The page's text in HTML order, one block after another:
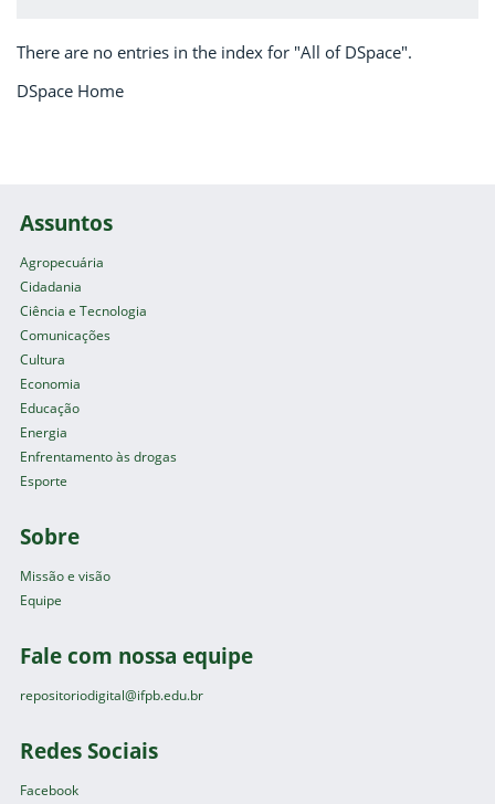
There are no entries in the index for "All of DSpace".
DSpace Home
Assuntos
Agropecuária
Cidadania
Ciência e Tecnologia
Comunicações
Cultura
Economia
Educação
Energia
Enfrentamento às drogas
Esporte
Sobre
Missão e visão
Equipe
Fale com nossa equipe
repositoriodigital@ifpb.edu.br
Redes Sociais
Facebook